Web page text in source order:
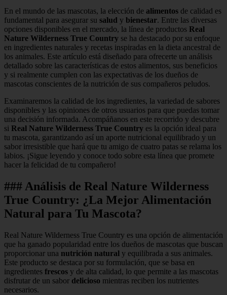
En el mundo de las mascotas, la elección de alimentos de calidad es
fundamental para asegurar su salud y bienestar. Entre las diversas
opciones disponibles en el mercado, la línea de productos Real
Nature Wilderness True Country se ha destacado por su enfoque
en ingredientes naturales y recetas inspiradas en la dieta ancestral de
los animales. Este artículo está diseñado para ofrecerte un análisis
detallado sobre las características de estos alimentos, sus beneficios
y si realmente cumplen con las expectativas de los dueños de
mascotas conscientes de la nutrición de sus compañeros peludos.
Examinaremos la calidad de los ingredientes, la variedad de sabores
disponibles y las opiniones de otros usuarios para que puedas tomar
una decisión informada. Acompáñanos en este recorrido y descubre
si Real Nature Wilderness True Country es la opción ideal para
tu mascota, garantizando así un aporte nutricional equilibrado y un
sabor irresistible que hará que tu amigo de cuatro patas se relama los
labios. ¡Sigue leyendo y conoce todo sobre esta línea que promete
hacer la felicidad de tu compañero!
### Análisis de Real Nature Wilderness
True Country: ¿La Mejor Alimentación
Natural para Tu Mascota?
Real Nature Wilderness True Country es una opción de alimentación
que ha ganado popularidad entre los dueños de mascotas que buscan
proporcionar una nutrición natural y equilibrada a sus animales.
Este producto se destaca por su formulación, que se basa en
ingredientes frescos y de alta calidad, lo que permite a las mascotas
disfrutar de un sabor delicioso mientras reciben los nutrientes
necesarios.